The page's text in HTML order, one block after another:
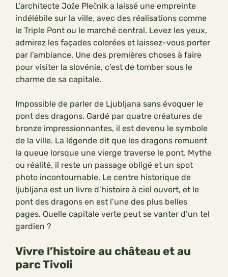
L’architecte Jože Plečnik a laissé une empreinte
indélébile sur la ville, avec des réalisations comme
le Triple Pont ou le marché central. Levez les yeux,
admirez les façades colorées et laissez-vous porter
par l’ambiance. Une des premières choses à faire
pour visiter la slovénie, c’est de tomber sous le
charme de sa capitale.
Impossible de parler de Ljubljana sans évoquer le
pont des dragons. Gardé par quatre créatures de
bronze impressionnantes, il est devenu le symbole
de la ville. La légende dit que les dragons remuent
la queue lorsque une vierge traverse le pont. Mythe
ou réalité, il reste un passage obligé et un spot
photo incontournable. Le centre historique de
ljubljana est un livre d’histoire à ciel ouvert, et le
pont des dragons en est l’une des plus belles
pages. Quelle capitale verte peut se vanter d’un tel
gardien ?
Vivre l’histoire au château et au
parc Tivoli